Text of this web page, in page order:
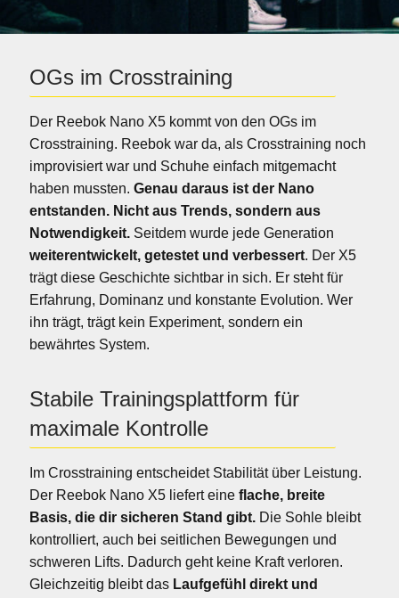
OGs im Crosstraining
Der Reebok Nano X5 kommt von den OGs im
Crosstraining. Reebok war da, als Crosstraining noch
improvisiert war und Schuhe einfach mitgemacht
haben mussten. Genau daraus ist der Nano
entstanden. Nicht aus Trends, sondern aus
Notwendigkeit.Seitdem wurde jede Generation
weiterentwickelt, getestet und verbessert. Der X5
trägt diese Geschichte sichtbar in sich. Er steht für
Erfahrung, Dominanz und konstante Evolution. Wer
ihn trägt, trägt kein Experiment, sondern ein
bewährtes System.
Stabile Trainingsplattform für
maximale Kontrolle
Im Crosstraining entscheidet Stabilität über Leistung.
Der Reebok Nano X5 liefert eine flache, breite
Basis, die dir sicheren Stand gibt.Die Sohle bleibt
kontrolliert, auch bei seitlichen Bewegungen und
schweren Lifts. Dadurch geht keine Kraft verloren.
Gleichzeitig bleibt das Laufgefühl direkt und